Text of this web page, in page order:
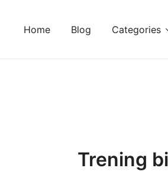
Home Blog Categories
Trening